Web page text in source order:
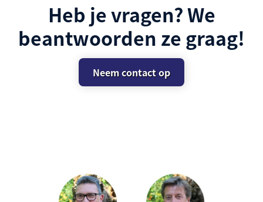
Heb je vragen? We
beantwoorden ze graag!
Neem contact op